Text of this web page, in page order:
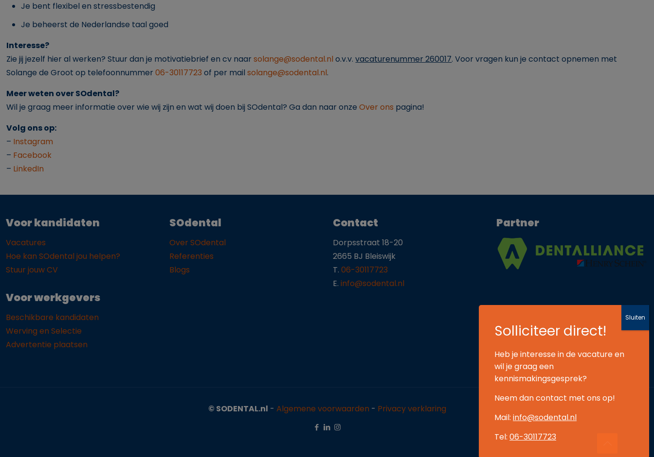
Je bent flexibel en stressbestendig
Je beheerst de Nederlandse taal goed
Interesse?
Zie jij jezelf hier al werken? Stuur dan je motivatiebrief en cv naarsolange@sodental.nl o.v.v.vacaturenummer 260017. Voor vragen kun je contact opnemen met
Solange de Groot op telefoonnummer06-30117723 of per mailsolange@sodental.nl.
Meer weten over SOdental?
Wil je graag meer informatie over wie wij zijn en wat wij doen bij SOdental? Ga dan naar onzeOver ons pagina!
Volg ons op:
– Instagram
– Facebook
– LinkedIn
Voor kandidaten
Vacatures
Hoe kan SOdental jou helpen?
Stuur jouw CV
Voor werkgevers
Beschikbare kandidaten
Werving en Selectie
Advertentie plaatsen
SOdental
Over SOdental
Referenties
Blogs
Contact
Dorpsstraat 18-20
2665 BJ Bleiswijk
T. 06-30117723
E. info@sodental.nl
Partner
© SODENTAL.nl - Algemene voorwaarden - Privacy verklaring
Heb je interesse in de vacature en
wil je graag een
kennismakingsgesprek?
Neem dan contact met ons op!
Mail: info@sodental.nl
Tel: 06-30117723